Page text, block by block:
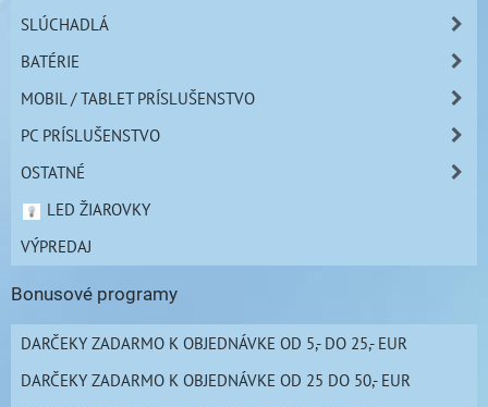
SLÚCHADLÁ
BATÉRIE
MOBIL / TABLET PRÍSLUŠENSTVO
PC PRÍSLUŠENSTVO
OSTATNÉ
LED ŽIAROVKY
VÝPREDAJ
Bonusové programy
DARČEKY ZADARMO K OBJEDNÁVKE OD 5,- DO 25,- EUR
DARČEKY ZADARMO K OBJEDNÁVKE OD 25 DO 50,- EUR